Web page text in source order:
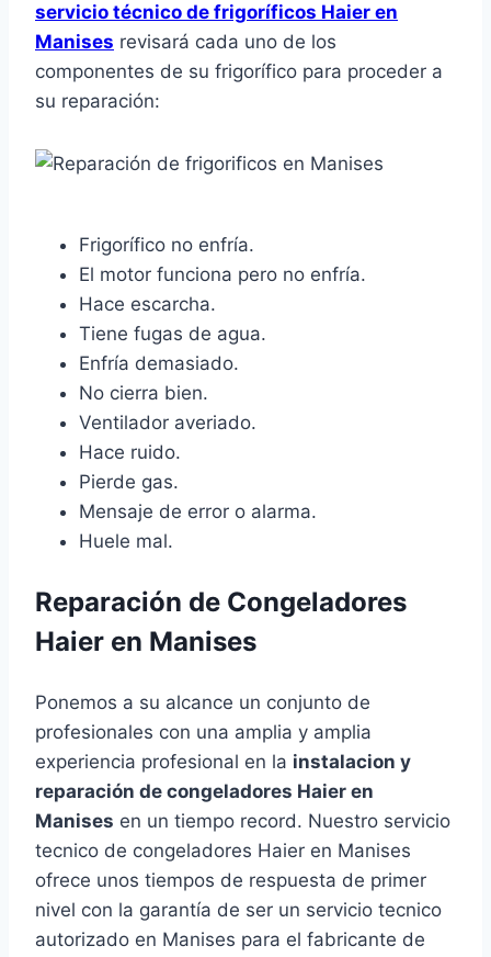
servicio técnico de frigoríficos Haier en
Manises revisará cada uno de los
componentes de su frigorífico para proceder a
su reparación:
Frigorífico no enfría.
El motor funciona pero no enfría.
Hace escarcha.
Tiene fugas de agua.
Enfría demasiado.
No cierra bien.
Ventilador averiado.
Hace ruido.
Pierde gas.
Mensaje de error o alarma.
Huele mal.
Reparación de Congeladores
Haier en Manises
Ponemos a su alcance un conjunto de
profesionales con una amplia y amplia
experiencia profesional en la instalacion y
reparación de congeladores Haier en
Manises en un tiempo record. Nuestro servicio
tecnico de congeladores Haier en Manises
ofrece unos tiempos de respuesta de primer
nivel con la garantía de ser un servicio tecnico
autorizado en Manises para el fabricante de